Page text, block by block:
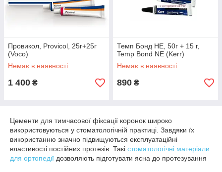
Провикол, Provicol, 25г+25г
(Voco)
Немає в наявності
1 400 ₴
Темп Бонд НЕ, 50г + 15 г,
Temp Bond NE (Kerr)
Немає в наявності
890 ₴
Цементи для тимчасової фіксації коронок широко
використовуються у стоматологічній практиці. Завдяки їх
використанню значно підвищуються експлуатаційні
властивості постійних протезів. Такі стоматологічні матеріали
для ортопедії дозволяють підготувати ясна до протезування